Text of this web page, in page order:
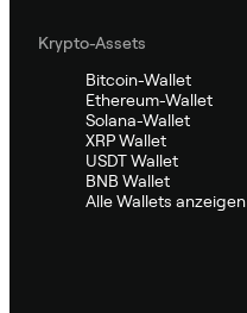
Krypto-Assets
Bitcoin-Wallet
Ethereum-Wallet
Solana-Wallet
XRP Wallet
USDT Wallet
BNB Wallet
Alle Wallets anzeigen